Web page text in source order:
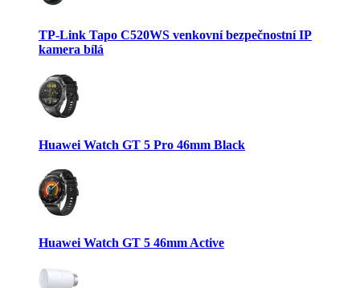
TP-Link Tapo C520WS venkovní bezpečnostní IP
kamera bílá
Huawei Watch GT 5 Pro 46mm Black
Huawei Watch GT 5 46mm Active